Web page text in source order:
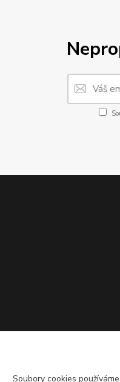
Soubory cookies